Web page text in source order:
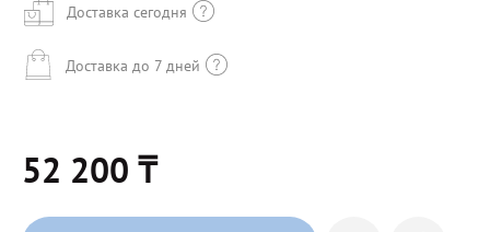
Доставка сегодня
Доставка до 7 дней
52 200 ₸